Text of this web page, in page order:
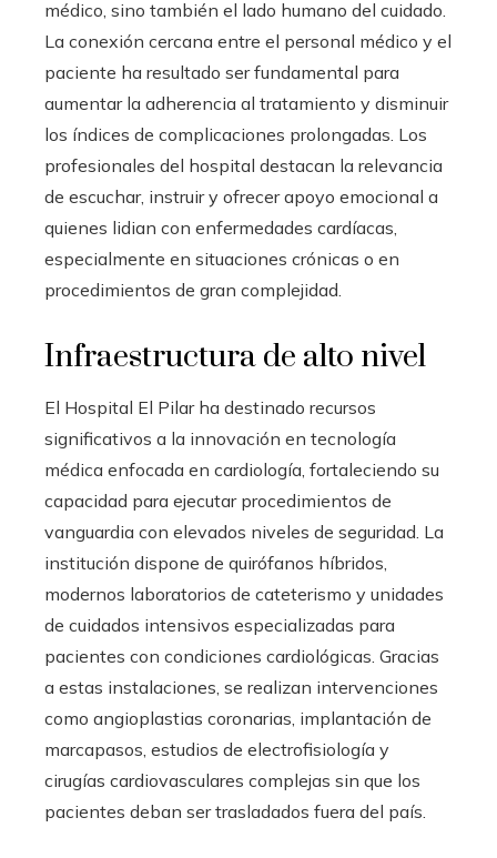
médico, sino también el lado humano del cuidado.
La conexión cercana entre el personal médico y el
paciente ha resultado ser fundamental para
aumentar la adherencia al tratamiento y disminuir
los índices de complicaciones prolongadas. Los
profesionales del hospital destacan la relevancia
de escuchar, instruir y ofrecer apoyo emocional a
quienes lidian con enfermedades cardíacas,
especialmente en situaciones crónicas o en
procedimientos de gran complejidad.
Infraestructura de alto nivel
El Hospital El Pilar ha destinado recursos
significativos a la innovación en tecnología
médica enfocada en cardiología, fortaleciendo su
capacidad para ejecutar procedimientos de
vanguardia con elevados niveles de seguridad. La
institución dispone de quirófanos híbridos,
modernos laboratorios de cateterismo y unidades
de cuidados intensivos especializadas para
pacientes con condiciones cardiológicas. Gracias
a estas instalaciones, se realizan intervenciones
como angioplastias coronarias, implantación de
marcapasos, estudios de electrofisiología y
cirugías cardiovasculares complejas sin que los
pacientes deban ser trasladados fuera del país.